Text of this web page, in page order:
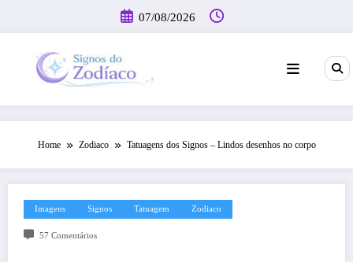
o
07/08/2026
Home Zodiaco Tatuagens dos Signos – Lindos desenhos no corpo
Imagens Signos Tatuagem Zodiaco
57 Comentários